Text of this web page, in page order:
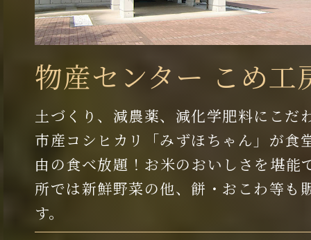
物産センター こめ工
土づくり、減農薬、減化学肥料にこだ
市産コシヒカリ「みずほちゃん」が食
由の食べ放題！お米のおいしさを堪能
所では新鮮野菜の他、餅・おこわ等も
す。